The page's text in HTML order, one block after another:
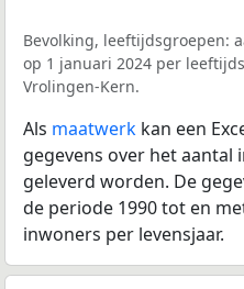
Bevolking, leeftijdsgroepen:
op 1 januari 2024 per
Vrolingen-Kern.
Als maatwerk kan een
gegevens over het aantal
geleverd worden. De
de periode 1990 tot en
inwoners per levensjaar.